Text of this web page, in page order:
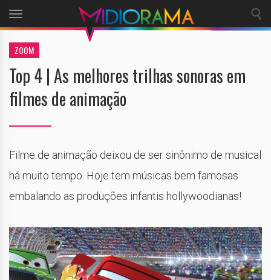
Toggle
navigation
ZOOM
Top 4 | As melhores trilhas sonoras em
filmes de animação
Filme de animação deixou de ser sinônimo de musical
há muito tempo. Hoje tem músicas bem famosas
embalando as produções infantis hollywoodianas!